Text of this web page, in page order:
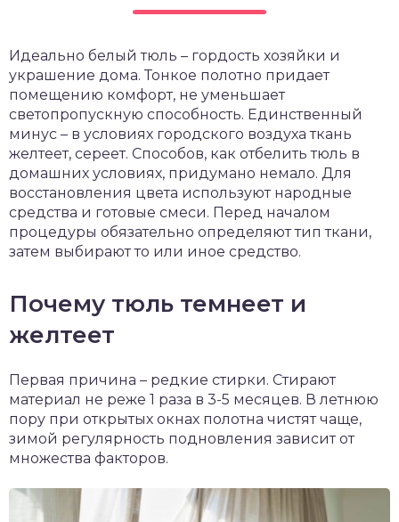
Идеально белый тюль – гордость хозяйки и
украшение дома. Тонкое полотно придает
помещению комфорт, не уменьшает
светопропускную способность. Единственный
минус – в условиях городского воздуха ткань
желтеет, сереет. Способов, как отбелить тюль в
домашних условиях, придумано немало. Для
восстановления цвета используют народные
средства и готовые смеси. Перед началом
процедуры обязательно определяют тип ткани,
затем выбирают то или иное средство.
Почему тюль темнеет и
желтеет
Первая причина – редкие стирки. Стирают
материал не реже 1 раза в 3-5 месяцев. В летнюю
пору при открытых окнах полотна чистят чаще,
зимой регулярность подновления зависит от
множества факторов.
крыши и кровли
и уход